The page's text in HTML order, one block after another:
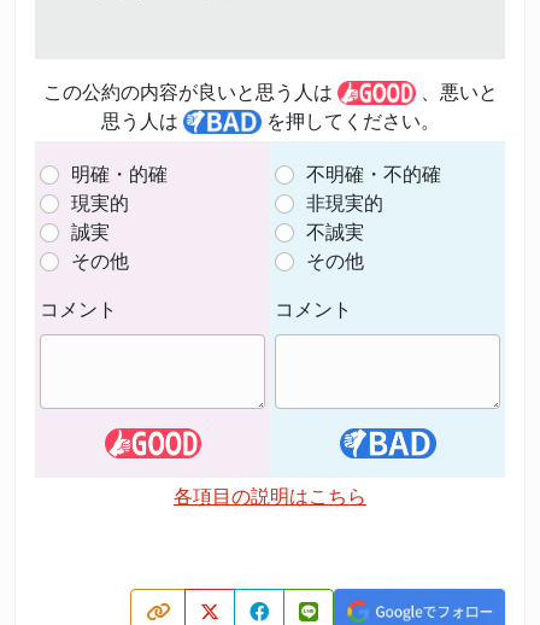
この公約の内容が良いと思う人は
、悪いと
思う人は
を押してください。
明確・的確
現実的
誠実
その他
コメント
不明確・不的確
非現実的
不誠実
その他
コメント
各項目の説明はこちら